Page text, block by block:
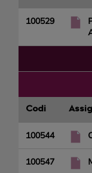
100529
Codi
100544
100547